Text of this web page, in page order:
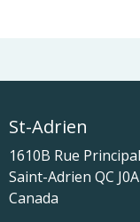
St-Adrien
1610B Rue
Saint-Adrien QC
Canada